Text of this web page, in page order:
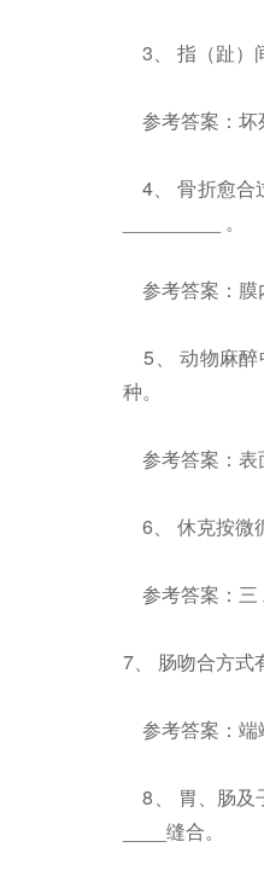
3、 指（趾）
参考答案：坏
4、 骨折愈合
_________ 。
参考答案：膜
5、 动物麻醉
种。
参考答案：表
6、 休克按微
参考答案：三
7、 肠吻合方式
参考答案：端
8、 胃、肠及
____缝合。